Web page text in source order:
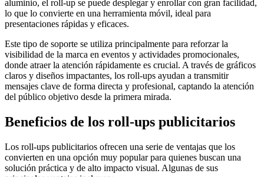
aluminio, el roll-up se puede desplegar y enrollar con gran facilidad,
lo que lo convierte en una herramienta móvil, ideal para
presentaciones rápidas y eficaces.
Este tipo de soporte se utiliza principalmente para reforzar la
visibilidad de la marca en eventos y actividades promocionales,
donde atraer la atención rápidamente es crucial. A través de gráficos
claros y diseños impactantes, los roll-ups ayudan a transmitir
mensajes clave de forma directa y profesional, captando la atención
del público objetivo desde la primera mirada.
Beneficios de los roll-ups publicitarios
Los roll-ups publicitarios ofrecen una serie de ventajas que los
convierten en una opción muy popular para quienes buscan una
solución práctica y de alto impacto visual. Algunas de sus